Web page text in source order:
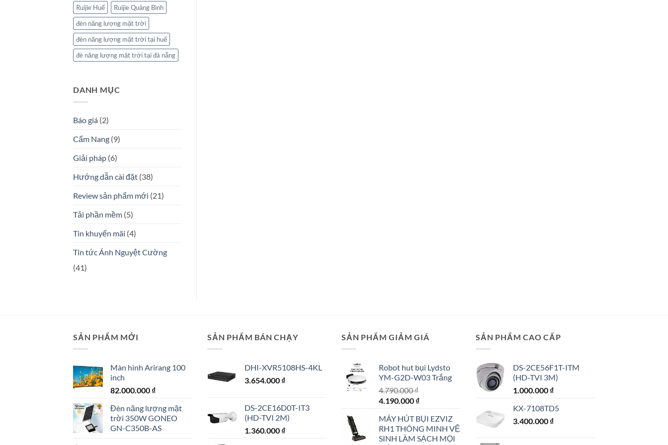
Ruijie Huế
Ruijie Quảng Bình
đèn năng lượng mặt trời
đèn năng lượng mặt trời tại huế
đè năng lượng mặt trời tại đà nẵng
DANH MỤC
Báo giá (2)
Cẩm Nang (9)
Giải pháp (6)
Hướng dẫn cài đặt (38)
Review sản phẩm mới (21)
Tải phần mềm (5)
Tin khuyến mãi (4)
Tin tức Ánh Nguyệt Cường
(41)
SẢN PHẨM MỚI
Màn hình Arirang 100
inch
82.000.000 ₫
Đèn năng lượng mặt
trời 350W GONEO
GN-C350B-AS
SẢN PHẨM BÁN CHẠY
DHI-XVR5108HS-4KL
3.654.000 ₫
DS-2CE16D0T-IT3
(HD-TVI 2M)
1.360.000 ₫
SẢN PHẨM GIẢM GIÁ
Robot hut bụi Lydsto
YM-G2D-W03 Trắng
4.790.000₫
Giá
là:
4.790.000 ₫.
4.190.000 ₫Giá
tại
là:
4.190.000 ₫.
MÁY HÚT BỤI EZVIZ
RH1 THÔNG MINH VỆ
SINH LÀM SẠCH MỌI
SẢN PHẨM CAO CẤP
DS-2CE56F1T-ITM
(HD-TVI 3M)
1.000.000 ₫
KX-7108TD5
3.400.000 ₫